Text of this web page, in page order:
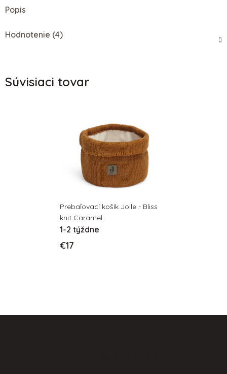
Popis
Hodnotenie (4)
Súvisiaci tovar
Prebaľovací košík Jolle - Bliss
knit Caramel
1-2 týždne
€17